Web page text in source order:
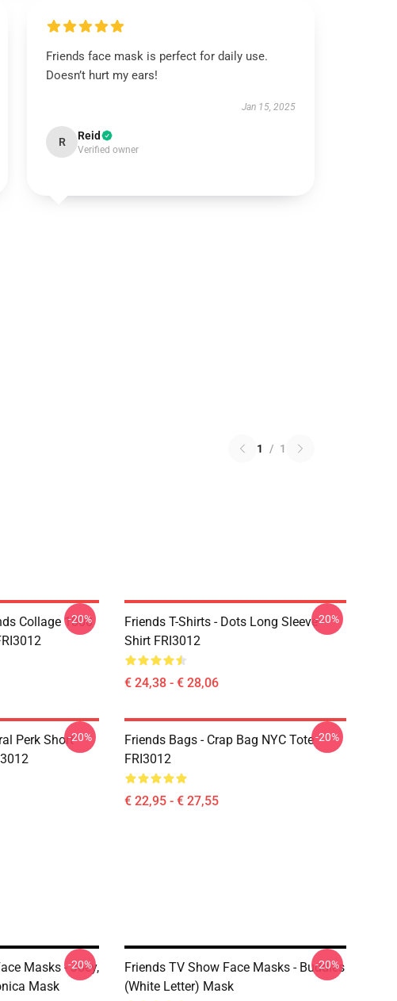
Friends face mask is perfect for daily use.
Doesn’t hurt my ears!
Jan 15, 2025
R Reid
Verified owner
1 / 1
Collage 1000
-20%
Friends T-Shirts - Dots Long Sleeve
Shirt FRI3012
€ 24,38 - € 28,06
-20%
Perk Short-20%
Friends Bags - Crap Bag NYC Tote
FRI3012
€ 22,95 - € 27,55
-20%
Masks - Joey,
Mask
-20%
Friends TV Show Face Masks - Buddies
(white Letter) Mask
-20%